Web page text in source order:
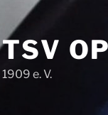
TSV
1909 e. V.